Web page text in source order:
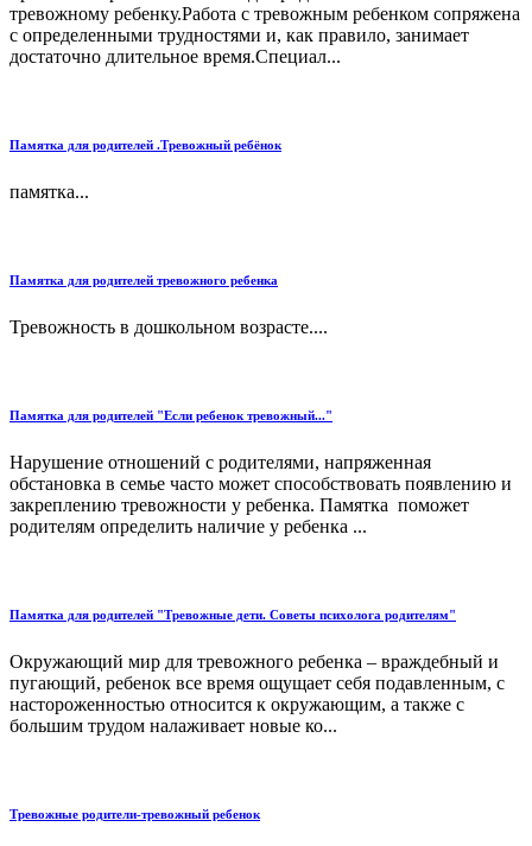
тревожному ребенку.Работа с тревожным ребенком сопряжена
с определенными трудностями и, как правило, занимает
достаточно длительное время.Специал...
Памятка для родителей .Тревожный ребёнок
памятка...
Памятка для родителей тревожного ребенка
Тревожность в дошкольном возрасте....
Памятка для родителей "Если ребенок тревожный..."
Нарушение отношений с родителями, напряженная
обстановка в семье часто может способствовать появлению и
закреплению тревожности у ребенка. Памятка поможет
родителям определить наличие у ребенка ...
Памятка для родителей "Тревожные дети. Советы психолога родителям"
Окружающий мир для тревожного ребенка – враждебный и
пугающий, ребенок все время ощущает себя подавленным, с
настороженностью относится к окружающим, а также с
большим трудом налаживает новые ко...
Тревожные родители-тревожный ребенок